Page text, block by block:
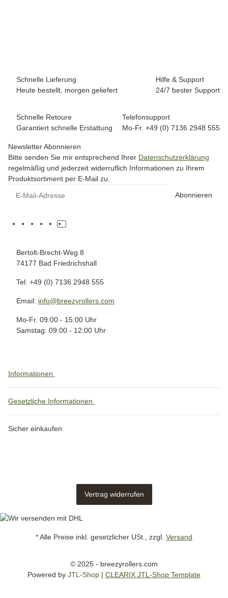
Schnelle Lieferung
Heute bestellt, morgen geliefert
Hilfe & Support
24/7 bester Support
Schnelle Retoure
Garantiert schnelle Erstattung
Telefonsupport
Mo-Fr. +49 (0) 7136 2948 555
Newsletter Abonnieren
Bitte senden Sie mir entsprechend Ihrer Datenschutzerklärung
regelmäßig und jederzeit widerruflich Informationen zu Ihrem
Produktsortiment per E-Mail zu.
Abonnieren
Bertolt-Brecht-Weg 8
74177 Bad Friedrichshall
Tel: +49 (0) 7136 2948 555
Email: info@breezyrollers.com
Mo-Fr. 09:00 - 15:00 Uhr
Samstag: 09:00 - 12:00 Uhr
Informationen
Gesetzliche Informationen
Sicher einkaufen
Vertrag widerrufen
* Alle Preise inkl. gesetzlicher USt., zzgl. Versand
© 2025 - breezyrollers.com
Powered by JTL-Shop | CLEARIX JTL-Shop Template